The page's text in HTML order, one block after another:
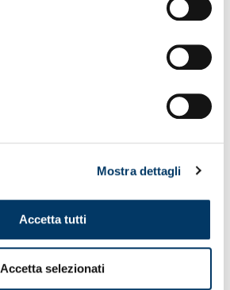
Mostra dettagli
Accetta tutti
Accetta selezionati